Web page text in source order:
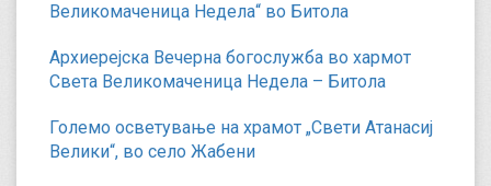
Великомаченица Недела“ во Битола
Архиерејска Вечерна богослужба во хармот
Света Великомаченица Недела – Битола
Големо осветување на храмот „Свети Атанасиј
Велики“, во село Жабени